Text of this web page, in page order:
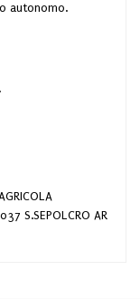
autonomo.
S.SEPOLCRO AR